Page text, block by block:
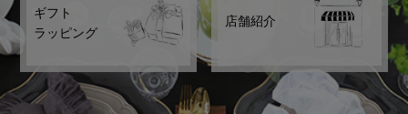
ギフト
ラッピング
店舗紹介